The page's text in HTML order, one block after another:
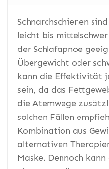
Schnarchschienen
leicht bis
der Schlafapnoe
Übergewicht oder
kann die Effektivität
sein, da das
die Atemwege
solchen Fällen
Kombination aus
alternativen
Maske. Dennoch kann